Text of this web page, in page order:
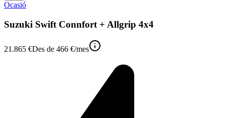
Ocasió
Suzuki Swift Connfort + Allgrip 4x4
21.865 €Des de 466 €/mes